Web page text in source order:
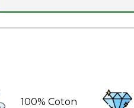
100% Coton